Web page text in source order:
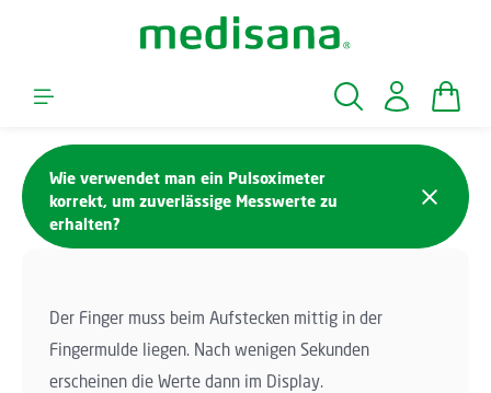
Skip to main content
Wie verwendet man ein Pulsoximeter
korrekt, um zuverlässige Messwerte zu
erhalten?
Der Finger muss beim Aufstecken mittig in der
Fingermulde liegen. Nach wenigen Sekunden
erscheinen die Werte dann im Display.